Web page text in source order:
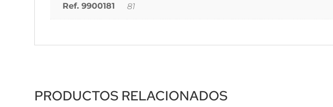
Ref. 9900181 81
PRODUCTOS RELACIONADOS